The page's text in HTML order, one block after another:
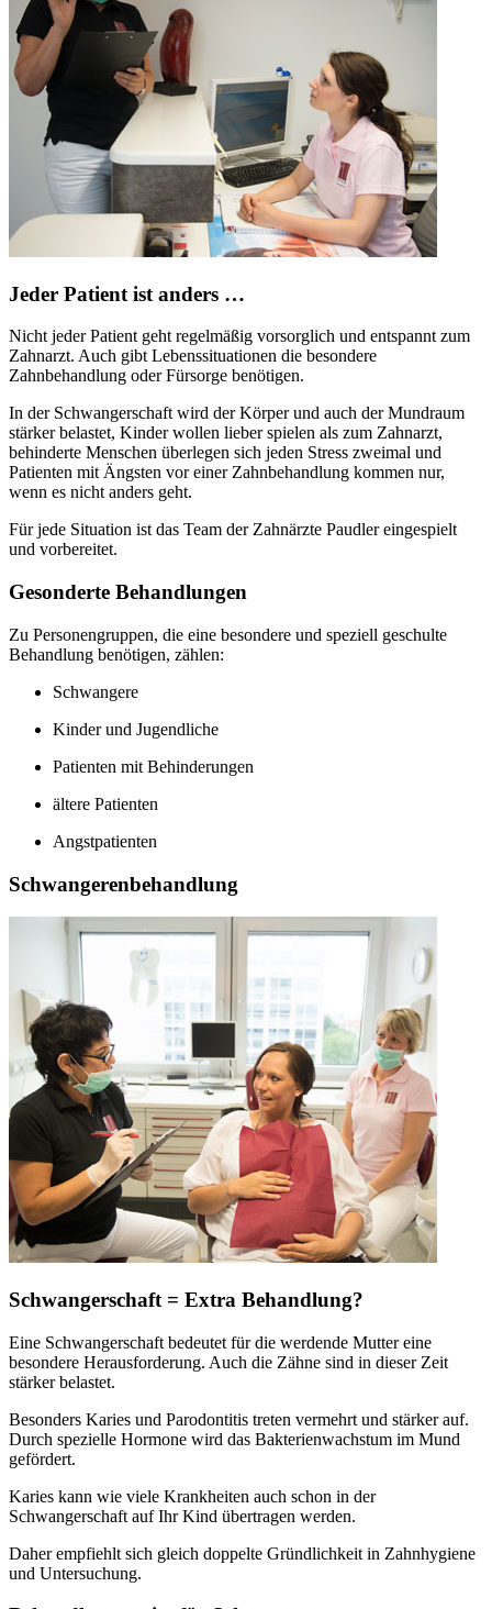
Jeder Patient ist anders …
Nicht jeder Patient geht regelmäßig vorsorglich und entspannt zum
Zahnarzt. Auch gibt Lebenssituationen die besondere
Zahnbehandlung oder Fürsorge benötigen.
In der Schwangerschaft wird der Körper und auch der Mundraum
stärker belastet, Kinder wollen lieber spielen als zum Zahnarzt,
behinderte Menschen überlegen sich jeden Stress zweimal und
Patienten mit Ängsten vor einer Zahnbehandlung kommen nur,
wenn es nicht anders geht.
Für jede Situation ist das Team der Zahnärzte Paudler eingespielt
und vorbereitet.
Gesonderte Behandlungen
Zu Personengruppen, die eine besondere und speziell geschulte
Behandlung benötigen, zählen:
Schwangere
Kinder und Jugendliche
Patienten mit Behinderungen
ältere Patienten
Angstpatienten
Schwangerenbehandlung
Schwangerschaft = Extra Behandlung?
Eine Schwangerschaft bedeutet für die werdende Mutter eine
besondere Herausforderung. Auch die Zähne sind in dieser Zeit
stärker belastet.
Besonders Karies und Parodontitis treten vermehrt und stärker auf.
Durch spezielle Hormone wird das Bakterienwachstum im Mund
gefördert.
Karies kann wie viele Krankheiten auch schon in der
Schwangerschaft auf Ihr Kind übertragen werden.
Daher empfiehlt sich gleich doppelte Gründlichkeit in Zahnhygiene
und Untersuchung.